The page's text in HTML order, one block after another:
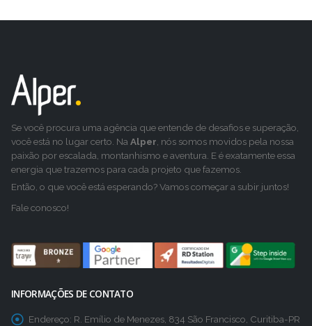
Se você procura uma agência que entende de desafios e superação,
você está no lugar certo. Na Alper , nós somos movidos pela nossa
paixão por escalada, montanhismo e aventura. E é exatamente essa
energia que trazemos para cada projeto que fazemos.
Então, o que você está esperando? Vamos começar a subir juntos!
Fale conosco!
INFORMAÇÕES DE CONTATO
Endereço: R. Emílio de Menezes, 834 São Francisco, Curitiba-PR